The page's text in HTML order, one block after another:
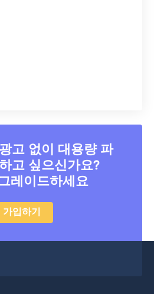
고 없이 대용량 파
고 싶으신가요?
레이드하세요
가입하기